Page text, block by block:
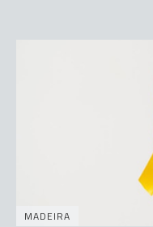
MADEIRA